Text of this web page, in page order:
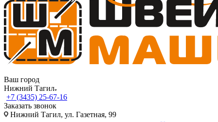
Ваш город
Нижний Тагил
+7 (3435) 25-67-16
Заказать звонок
Нижний Тагил, ул. Газетная, 99